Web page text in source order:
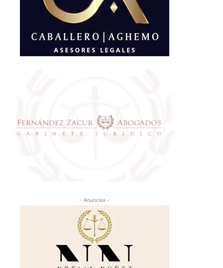
- Anuncios -